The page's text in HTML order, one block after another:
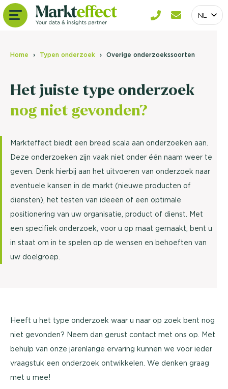
NL
Home Typen onderzoek Overige onderzoekssoorten
Het juiste type onderzoek
nog niet gevonden?
Markteffect biedt een breed scala aan onderzoeken aan.
Deze onderzoeken zijn vaak niet onder één naam weer te
geven. Denk hierbij aan het uitvoeren van onderzoek naar
eventuele kansen in de markt (nieuwe producten of
diensten), het testen van ideeën of een optimale
positionering van uw organisatie, product of dienst. Met
een specifiek onderzoek, voor u op maat gemaakt, bent u
in staat om in te spelen op de wensen en behoeften van
uw doelgroep.
Heeft u het type onderzoek waar u naar op zoek bent nog
niet gevonden? Neem dan gerust contact met ons op. Met
behulp van onze jarenlange ervaring kunnen we voor ieder
vraagstuk een onderzoek ontwikkelen. We denken graag
met u mee!